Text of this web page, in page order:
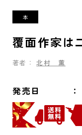
覆面作家は
著者： 北村 薫
発売日